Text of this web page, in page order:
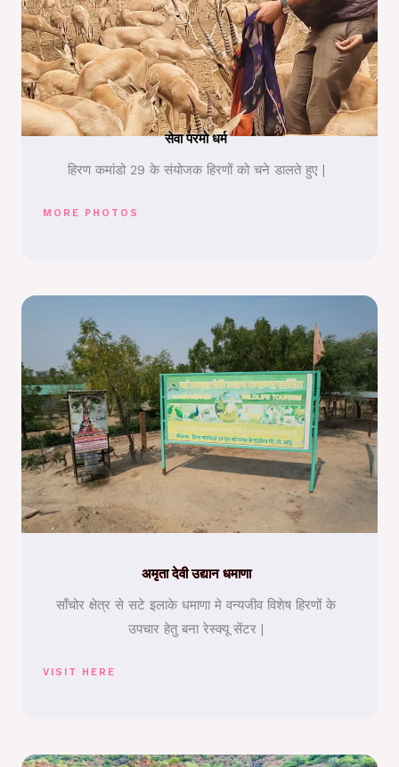
सेवा परमो धर्म
हिरण कमांडो 29 के संयोजक हिरणों को चने डालते हुए |
MORE PHOTOS
अमृता देवी उद्यान धमाणा
साँचोर क्षेत्र से सटे इलाके धमाणा मे वन्यजीव विशेष हिरणों के
उपचार हेतु बना रेस्क्यू सेंटर |
VISIT HERE